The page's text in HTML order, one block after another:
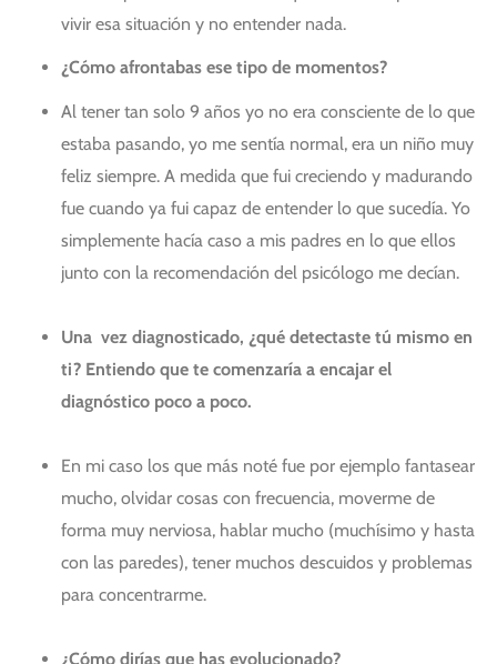
vivir esa situación y no entender nada.
¿Cómo afrontabas ese tipo de momentos?
Al tener tan solo 9 años yo no era consciente de lo que
estaba pasando, yo me sentía normal, era un niño muy
feliz siempre. A medida que fui creciendo y madurando
fue cuando ya fui capaz de entender lo que sucedía. Yo
simplemente hacía caso a mis padres en lo que ellos
junto con la recomendación del psicólogo me decían.
Una vez diagnosticado, ¿qué detectaste tú mismo en
ti? Entiendo que te comenzaría a encajar el
diagnóstico poco a poco.
En mi caso los que más noté fue por ejemplo fantasear
mucho, olvidar cosas con frecuencia, moverme de
forma muy nerviosa, hablar mucho (muchísimo y hasta
con las paredes), tener muchos descuidos y problemas
para concentrarme.
¿Cómo dirías que has evolucionado?